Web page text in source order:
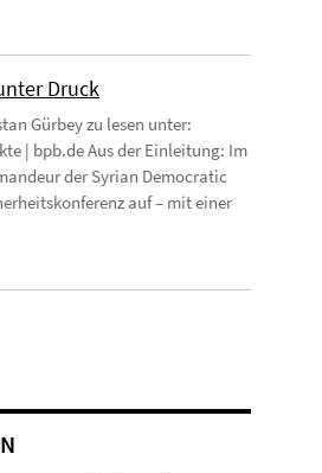
Druck
Gürbey zu lesen unter:
| bpb.de Aus der Einleitung: Im
der Syrian Democratic
auf – mit einer